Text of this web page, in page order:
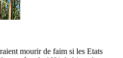
mourir de faim si les Etats